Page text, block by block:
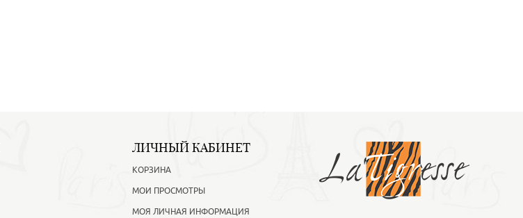
ЛИЧНЫЙ КАБИНЕТ
КОРЗИНА
МОИ ПРОСМОТРЫ
МОЯ ЛИЧНАЯ ИНФОРМАЦИЯ